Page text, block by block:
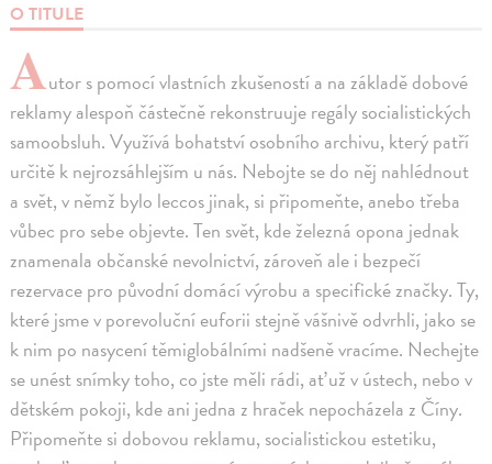
O TITULE
Autor s pomocí vlastních zkušeností a na základě dobové
reklamy alespoň částečně rekonstruuje regály socialistických
samoobsluh. Využívá bohatství osobního archivu, který patří
určitě k nejrozsáhlejším u nás. Nebojte se do něj nahlédnout
a svět, v němž bylo leccos jinak, si připomeňte, anebo třeba
vůbec pro sebe objevte. Ten svět, kde železná opona jednak
znamenala občanské nevolnictví, zároveň ale i bezpečí
rezervace pro původní domácí výrobu a specifické značky. Ty,
které jsme v porevoluční euforii stejně vášnivě odvrhli, jako se
k nim po nasycení těmiglobálními nadšeně vracíme. Nechejte
se unést snímky toho, co jste měli rádi, ať už v ústech, nebo v
dětském pokoji, kde ani jedna z hraček nepocházela z Číny.
Připomeňte si dobovou reklamu, socialistickou estetiku,